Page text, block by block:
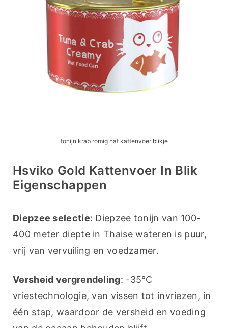
tonijn krab romig nat kattenvoer blikje
Hsviko Gold Kattenvoer In Blik
Eigenschappen
Diepzee selectie: Diepzee tonijn van 100-
400 meter diepte in Thaise wateren is puur,
vrij van vervuiling en voedzamer.
Versheid vergrendeling: -35℃
vriestechnologie, van vissen tot invriezen, in
één stap, waardoor de versheid en voeding